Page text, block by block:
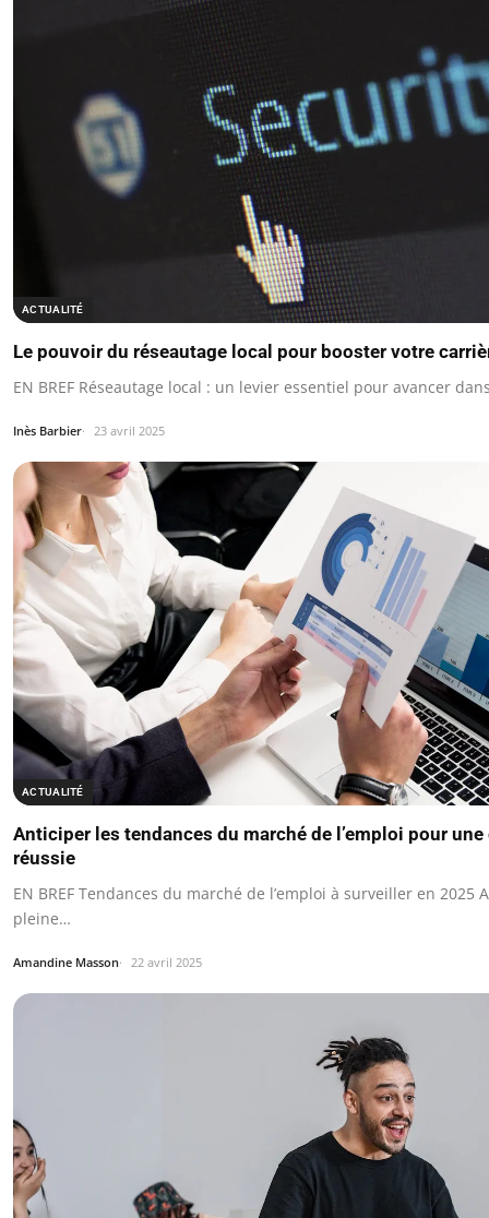
ACTUALITÉ
Le pouvoir du réseautage local pour booster votre
EN BREF Réseautage local : un levier essentiel pour avancer
Inès Barbier 23 avril 2025
ACTUALITÉ
Anticiper les tendances du marché de l’emploi pour
réussie
EN BREF Tendances du marché de l’emploi à surveiller en 2025
pleine…
Amandine Masson 22 avril 2025